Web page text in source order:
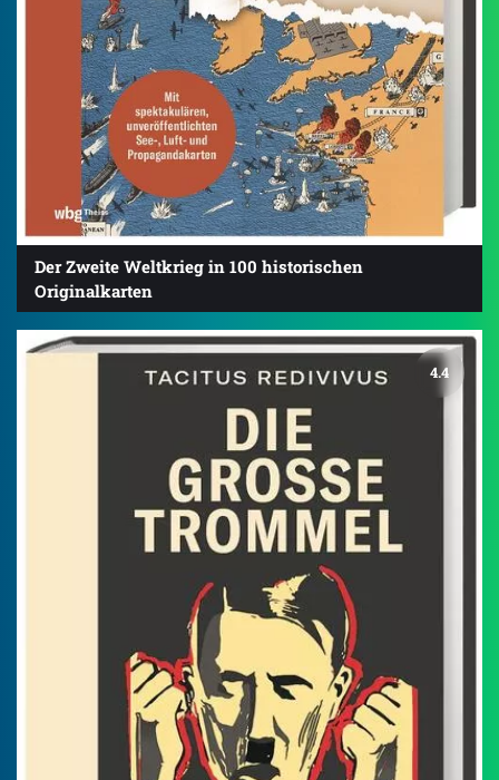
Der Zweite Weltkrieg in 100 historischen
Originalkarten
4.4